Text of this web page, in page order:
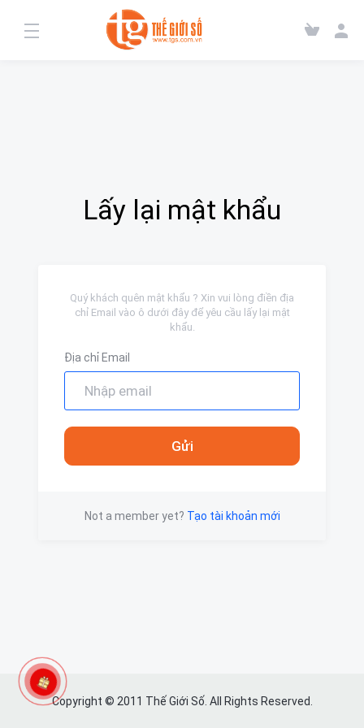
Lấy lại mật khẩu
Quý khách quên mật khẩu ? Xin vui lòng điền địa
chỉ Email vào ô dưới đây để yêu cầu lấy lại mật
khẩu.
Địa chỉ Email
Gửi
Not a member yet? Tạo tài khoản mới
Copyright © 2011 Thế Giới Số. All Rights Reserved.